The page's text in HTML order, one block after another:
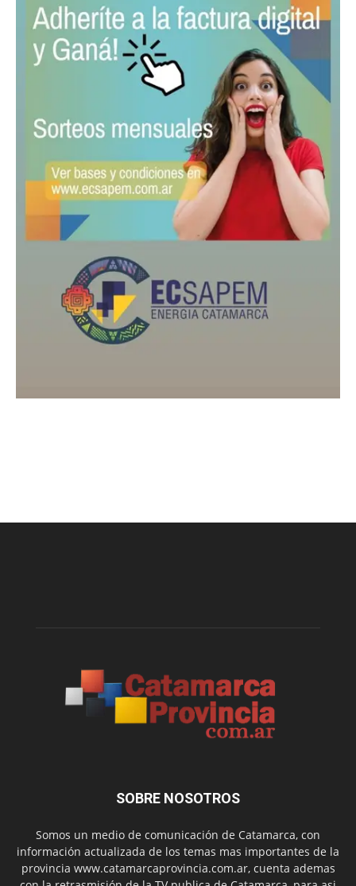
SOBRE NOSOTROS
Somos un medio de comunicación de Catamarca, con
información actualizada de los temas mas importantes de la
provincia www.catamarcaprovincia.com.ar, cuenta ademas